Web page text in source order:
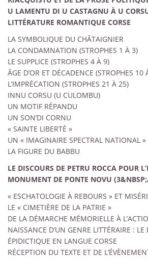
U LAMENTU DI U CASTAGNU À U
LITTÉRATURE ROMANTIQUE CORSE
LA SYMBOLIQUE DU CHÂTAIGNIER
LA CONDAMNATION (STROPHES 1 À 3)
LE SUPPLICE (STROPHES 4 À 9)
ÂGE D’OR ET DÉCADENCE (STROPHES 10
L’IMPRÉCATION (STROPHES 21 À 25)
INNU CORSU (U CULOMBU)
UN MOTIF RÉPANDU
UN SON’DI CORNU
« SAINTE LIBERTÉ »
UN « IMAGINAIRE SPECTRAL NATIONAL »
LA FIGURE DU BABBU
LE DISCOURS DE PETRU ROCCA POUR
MONUMENT DE PONTE NOVU (3&NBSP;
« ESCHATOLOGIE À REBOURS » ET
LE « CIMETIÈRE DE LA PATRIE »
DE LA DÉMARCHE MÉMORIELLE À
NAISSANCE D’UN GENRE LITTÉRAIRE : LE
ÉPIDICTIQUE EN LANGUE CORSE
RÉCEPTION DU TEXTE ET DE